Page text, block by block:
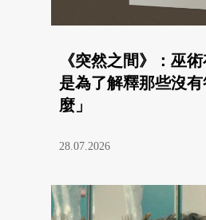
《突然之間》：巫
是為了解釋那些沒
麼」
28.07.2026